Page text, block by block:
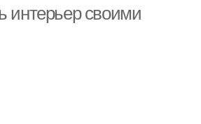
интерьер своими